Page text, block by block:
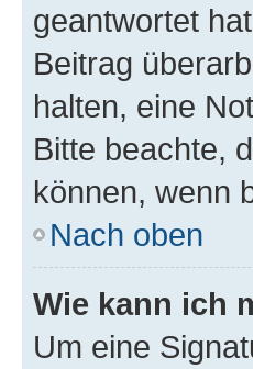
geantwortet
Beitrag
halten, eine
Bitte beachte,
können, wenn
Nach oben
Wie kann ich
Um eine